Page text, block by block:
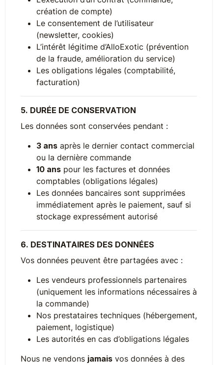
création de compte)
Le consentement de l’utilisateur
(newsletter, cookies)
L’intérêt légitime d’AlloExotic (prévention
de la fraude, amélioration du service)
Les obligations légales (comptabilité,
facturation)
5. DURÉE DE CONSERVATION
Les données sont conservées pendant :
3 ans après le dernier contact commercial
ou la dernière commande
10 ans pour les factures et données
comptables (obligations légales)
Les données bancaires sont supprimées
immédiatement après le paiement, sauf si
stockage expressément autorisé
6. DESTINATAIRES DES DONNÉES
Vos données peuvent être partagées avec :
Les vendeurs professionnels partenaires
(uniquement les informations nécessaires à
la commande)
Nos prestataires techniques (hébergement,
paiement, logistique)
Les autorités en cas d’obligations légales
Nous ne vendons jamais vos données à des